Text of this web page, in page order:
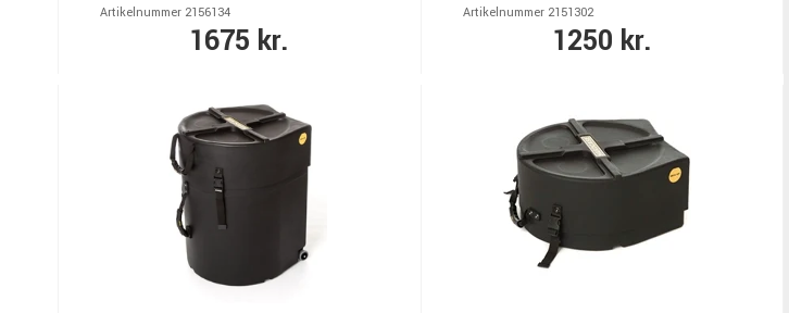
Artikelnummer 2156134
1675 kr.
Artikelnummer 2151302
1250 kr.